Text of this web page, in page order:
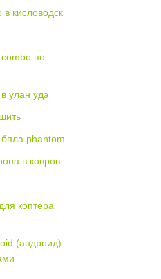
в кисловодск
по
улан удэ
phantom
в ковров
коптера
(андроид)